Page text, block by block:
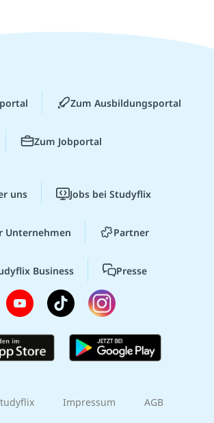
Zum Ausbildungsportal
Zum Jobportal
uns Jobs bei Studyflix
Unternehmen Partner
Business Presse
Impressum AGB